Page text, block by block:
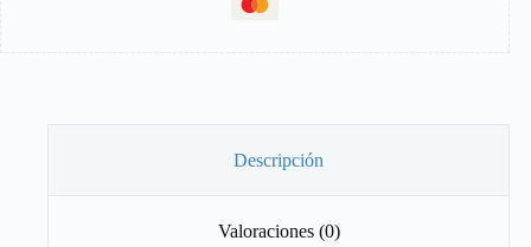
Descripción
Valoraciones (0)